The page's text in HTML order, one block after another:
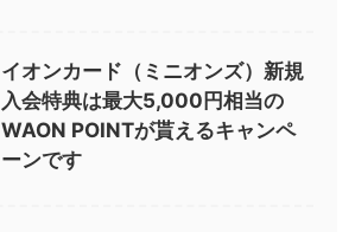
イオンカード（ミニオンズ）新規
入会特典は最大5,000円相当の
WAON POINTが貰えるキャンペ
ーンです